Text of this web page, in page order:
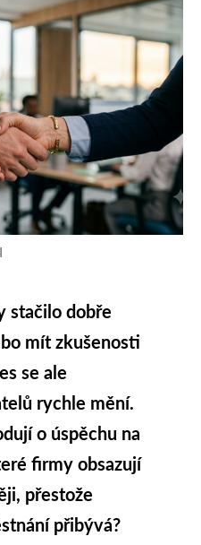
stačilo dobře
mít zkušenosti
se ale
rychle mění.
o úspěchu na
firmy obsazují
přestože
přibývá?